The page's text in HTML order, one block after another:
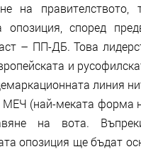
на
според
– ПП-ДБ. Това
и
линия
МЕЧ (най-меката форма
на вота.
опозиция ще бъдат